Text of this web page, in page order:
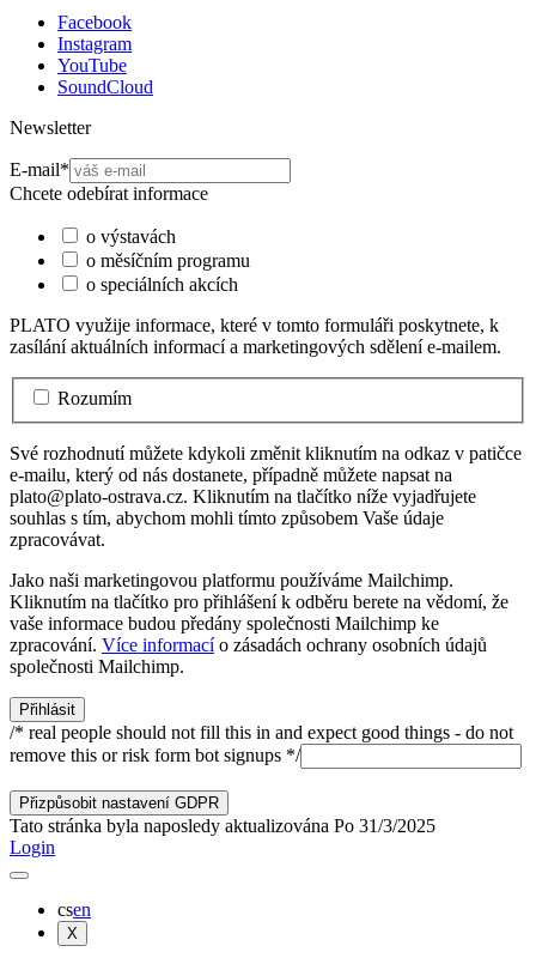
Facebook
Instagram
YouTube
SoundCloud
Newsletter
E-mail*
Chcete odebírat informace
o výstavách
o měsíčním programu
o speciálních akcích
PLATO využije informace, které v tomto formuláři poskytnete, k
zasílání aktuálních informací a marketingových sdělení e-mailem.
Rozumím
Své rozhodnutí můžete kdykoli změnit kliknutím na odkaz v patičce
e-mailu, který od nás dostanete, případně můžete napsat na
plato@plato-ostrava.cz. Kliknutím na tlačítko níže vyjadřujete
souhlas s tím, abychom mohli tímto způsobem Vaše údaje
zpracovávat.
Jako naši marketingovou platformu používáme Mailchimp.
Kliknutím na tlačítko pro přihlášení k odběru berete na vědomí, že
vaše informace budou předány společnosti Mailchimp ke
zpracování. Více informacío zásadách ochrany osobních údajů
společnosti Mailchimp.
/* real people should not fill this in and expect good things - do not
remove this or risk form bot signups */
Přizpůsobit nastavení GDPR
Tato stránka byla naposledy aktualizována Po 31/3/2025
Login
csen
X